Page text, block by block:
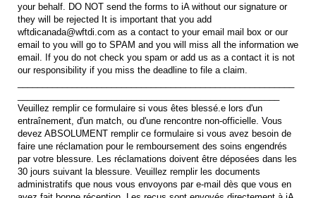
your behalf. DO NOT send the forms to iA without our signature or
they will be rejected It is important that you add
wftdicanada@wftdi.com as a contact to your email mail box or our
email to you will go to SPAM and you will miss all the information we
email. If you do not check you spam or add us as a contact it is not
our responsibility if you miss the deadline to file a claim.
Veuillez remplir ce formulaire si vous êtes blessé.e lors d'un
entraînement, d'un match, ou d'une rencontre non-officielle. Vous
devez ABSOLUMENT remplir ce formulaire si vous avez besoin de
faire une réclamation pour le remboursement des soins engendrés
par votre blessure. Les réclamations doivent être déposées dans les
30 jours suivant la blessure. Veuillez remplir les documents
administratifs que nous vous envoyons par e-mail dès que vous en